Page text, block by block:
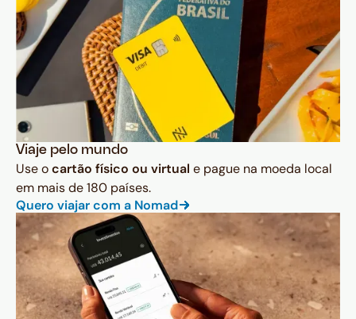
Viaje pelo mundo
Use ocartão físico ou virtual e pague na moeda local
em mais de 180 países.
Quero viajar com a Nomad